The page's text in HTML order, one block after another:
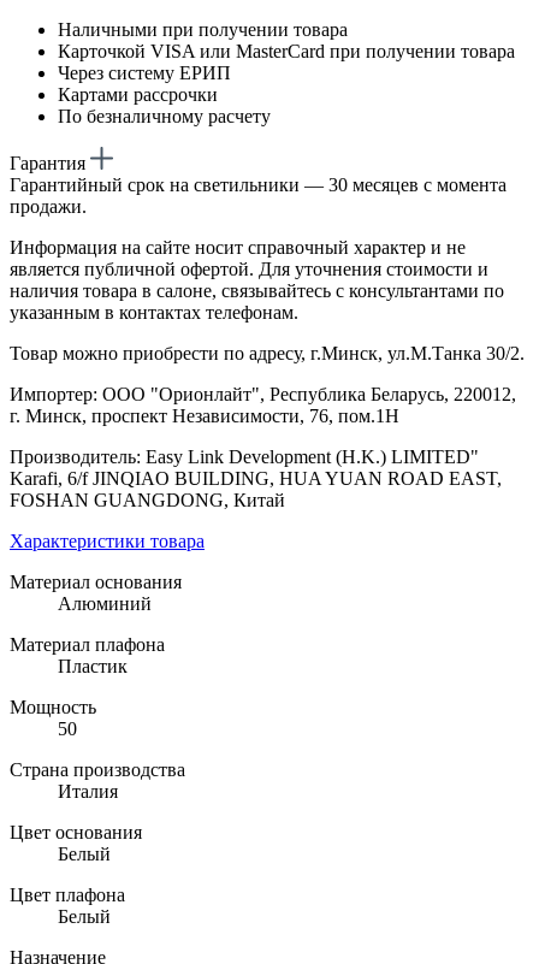
Наличными при получении товара
Карточкой VISA или MasterCard при получении товара
Через систему ЕРИП
Картами рассрочки
По безналичному расчету
Гарантия
Гарантийный срок на светильники — 30 месяцев с момента
продажи.
Информация на сайте носит справочный характер и не
является публичной офертой. Для уточнения стоимости и
наличия товара в салоне, связывайтесь с консультантами по
указанным в контактах телефонам.
Товар можно приобрести по адресу, г.Минск, ул.М.Танка 30/2.
Импортер: ООО "Орионлайт", Республика Беларусь, 220012,
г. Минск, проспект Независимости, 76, пом.1Н
Производитель: Easy Link Development (H.K.) LIMITED"
Karafi, 6/f JINQIAO BUILDING, HUA YUAN ROAD EAST,
FOSHAN GUANGDONG, Китай
Характеристики товара
Материал основания
Алюминий
Материал плафона
Пластик
Мощность
50
Страна производства
Италия
Цвет основания
Белый
Цвет плафона
Белый
Назначение